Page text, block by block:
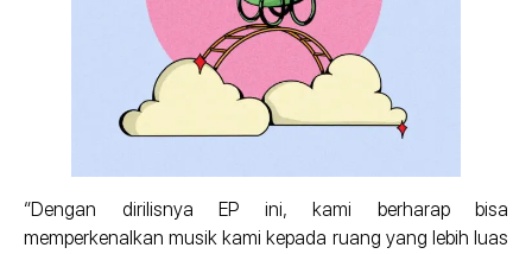
“Dengan dirilisnya EP ini, kami berharap bisa
memperkenalkan musik kami kepada ruang yang lebih luas